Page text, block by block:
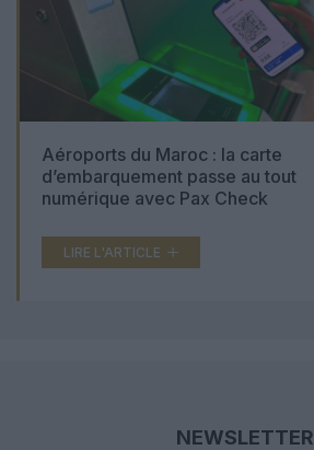
Aéroports du Maroc : la carte
d’embarquement passe au tout
numérique avec Pax Check
LIRE L'ARTICLE
NEWSLETTER